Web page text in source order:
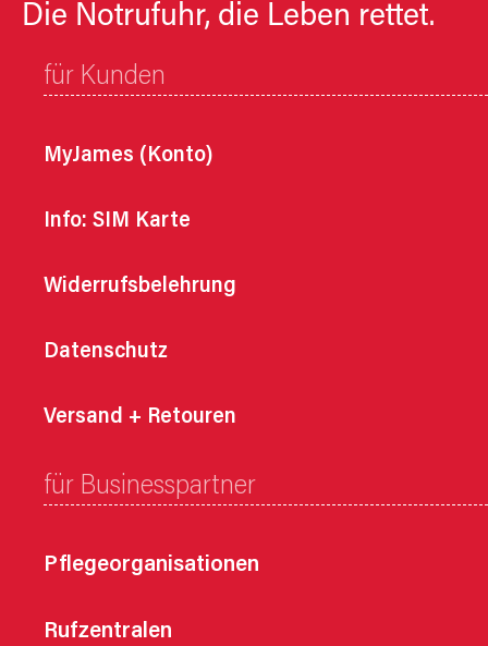
Die Notrufuhr, die Leben rettet.
für Kunden
MyJames (Konto)
Info: SIM Karte
Widerrufsbelehrung
Datenschutz
Versand + Retouren
für Businesspartner
Pflegeorganisationen
Rufzentralen